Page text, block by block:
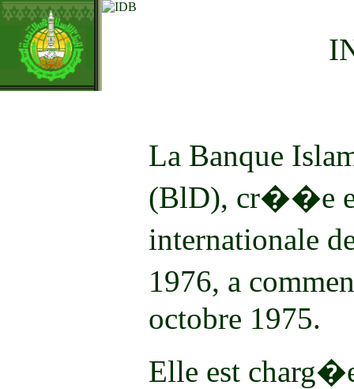
La Banque
(BlD), cr��e
internationale
1976, a
octobre 1975.
Elle est